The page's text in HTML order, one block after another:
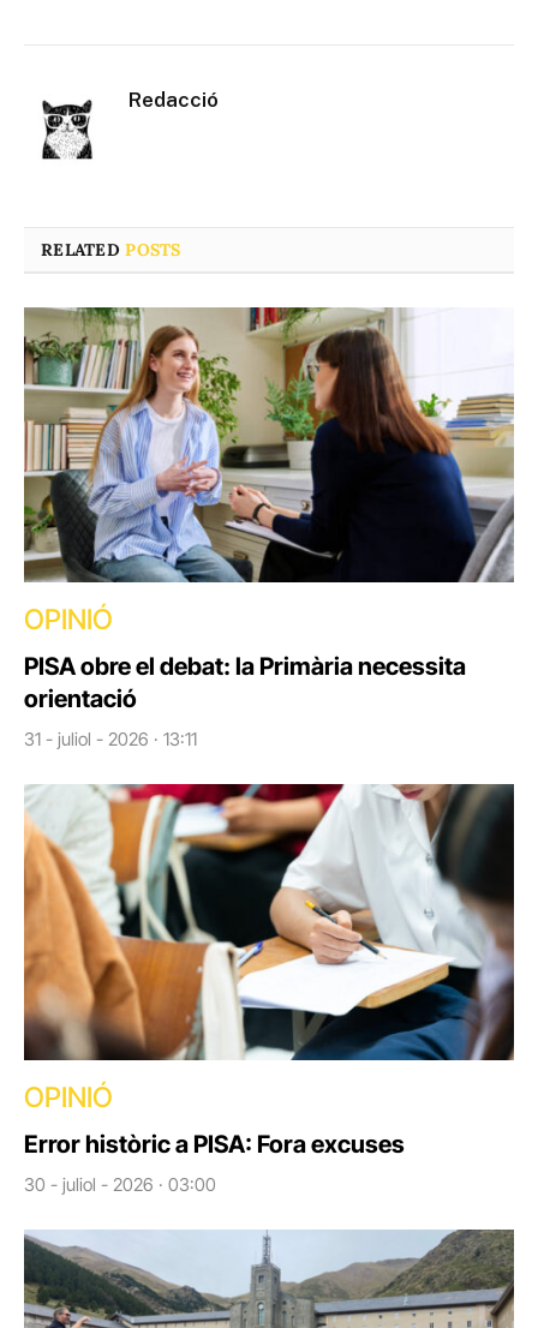
Redacció
RELATEDPOSTS
OPINIÓ
PISA obre el debat: la Primària necessita
orientació
31 - juliol - 2026 · 13:11
OPINIÓ
Error històric a PISA: Fora excuses
30 - juliol - 2026 · 03:00